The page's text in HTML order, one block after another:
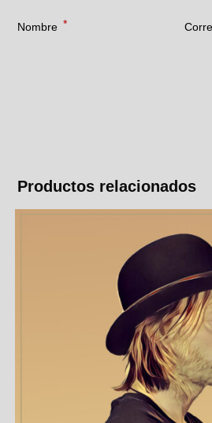
Nombre *
Productos relacionados